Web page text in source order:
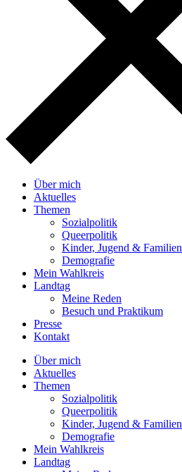
Über mich
Aktuelles
Themen
Sozialpolitik
Queerpolitik
Kinder, Jugend & Familien
Demografie
Mein Wahlkreis
Landtag
Meine Reden
Besuch und Praktikum
Presse
Kontakt
Über mich
Aktuelles
Themen
Sozialpolitik
Queerpolitik
Kinder, Jugend & Familien
Demografie
Mein Wahlkreis
Landtag